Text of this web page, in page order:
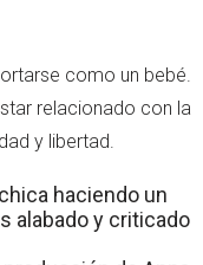
como un bebé.
relacionado con la
y libertad.
haciendo un
alabado y criticado